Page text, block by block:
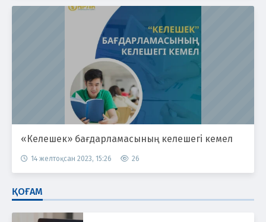
«Келешек» бағдарламасының келешегі кемел
14 желтоқсан 2023, 15:26 26
ҚОҒАМ